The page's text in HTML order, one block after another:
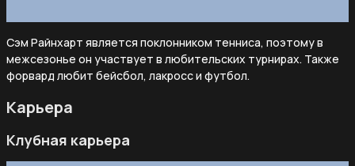
Сэм Райнхарт является поклонником тенниса, поэтому в
межсезонье он участвует в любительских турнирах. Также
форвард любит бейсбол, лакросс и футбол.
Карьера
Клубная карьера